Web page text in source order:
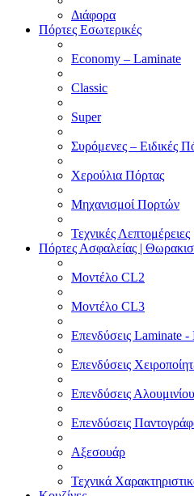
Διάφορα
Πόρτες Εσωτερικές
Economy – Laminate
Classic
Super
Συρόμενες – Ειδικές
Χερούλια Πόρτας
Μηχανισμοί Πορτών
Τεχνικές Λεπτομέρειες
Πόρτες Ασφαλείας |
Μοντέλο CL2
Μοντέλο CL3
Επενδύσεις Laminate
Επενδύσεις
Επενδύσεις Αλουμινίου
Επενδύσεις
Αξεσουάρ
Τεχνικά